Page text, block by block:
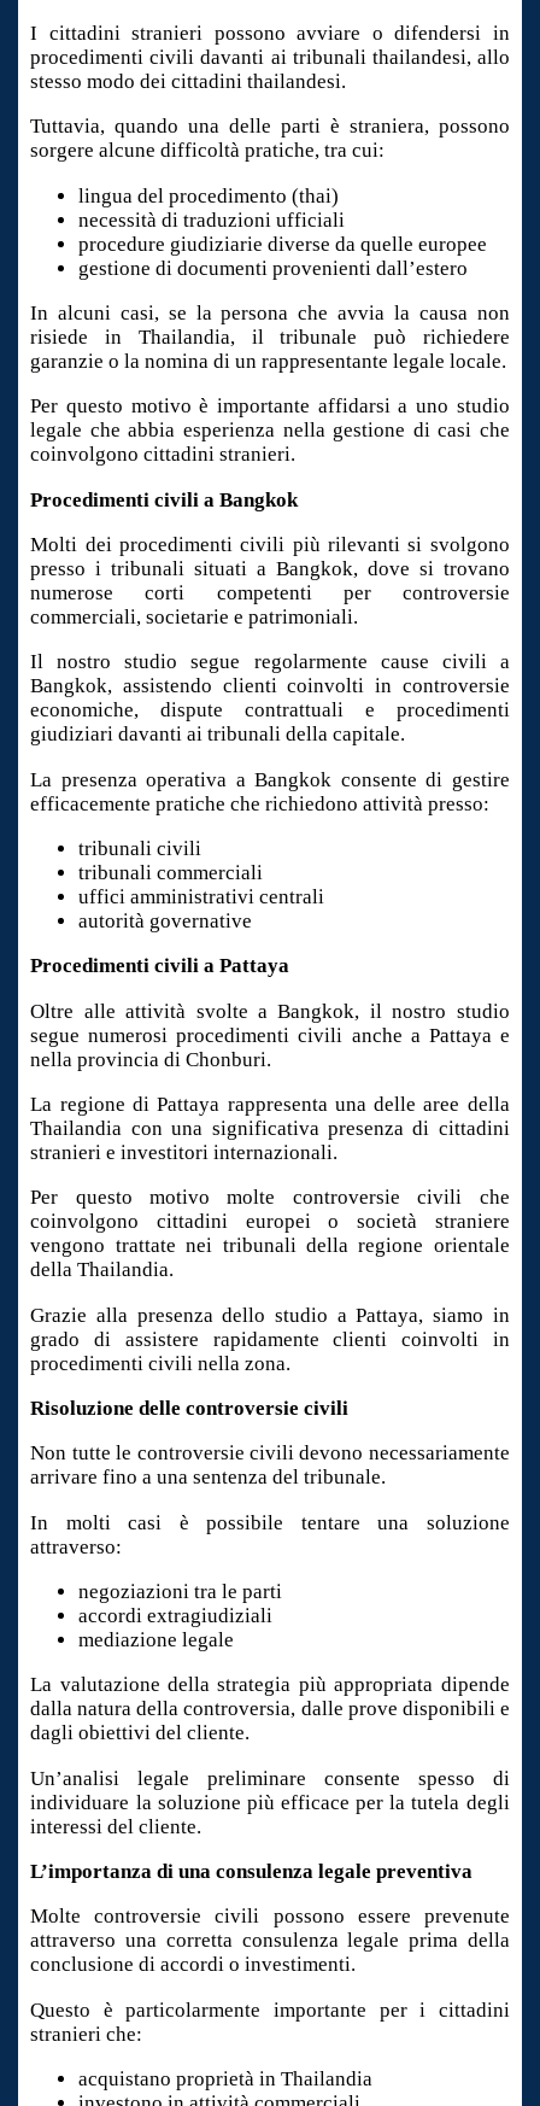
I cittadini stranieri possono avviare o difendersi in
procedimenti civili davanti ai tribunali thailandesi, allo
stesso modo dei cittadini thailandesi.
Tuttavia, quando una delle parti è straniera, possono
sorgere alcune difficoltà pratiche, tra cui:
lingua del procedimento (thai)
necessità di traduzioni ufficiali
procedure giudiziarie diverse da quelle europee
gestione di documenti provenienti dall’estero
In alcuni casi, se la persona che avvia la causa non
risiede in Thailandia, il tribunale può richiedere
garanzie o la nomina di un rappresentante legale locale.
Per questo motivo è importante affidarsi a uno studio
legale che abbia esperienza nella gestione di casi che
coinvolgono cittadini stranieri.
Procedimenti civili a Bangkok
Molti dei procedimenti civili più rilevanti si svolgono
presso i tribunali situati a Bangkok, dove si trovano
numerose corti competenti per controversie
commerciali, societarie e patrimoniali.
Il nostro studio segue regolarmente cause civili a
Bangkok, assistendo clienti coinvolti in controversie
economiche, dispute contrattuali e procedimenti
giudiziari davanti ai tribunali della capitale.
La presenza operativa a Bangkok consente di gestire
efficacemente pratiche che richiedono attività presso:
tribunali civili
tribunali commerciali
uffici amministrativi centrali
autorità governative
Procedimenti civili a Pattaya
Oltre alle attività svolte a Bangkok, il nostro studio
segue numerosi procedimenti civili anche a Pattaya e
nella provincia di Chonburi.
La regione di Pattaya rappresenta una delle aree della
Thailandia con una significativa presenza di cittadini
stranieri e investitori internazionali.
Per questo motivo molte controversie civili che
coinvolgono cittadini europei o società straniere
vengono trattate nei tribunali della regione orientale
della Thailandia.
Grazie alla presenza dello studio a Pattaya, siamo in
grado di assistere rapidamente clienti coinvolti in
procedimenti civili nella zona.
Risoluzione delle controversie civili
Non tutte le controversie civili devono necessariamente
arrivare fino a una sentenza del tribunale.
In molti casi è possibile tentare una soluzione
attraverso:
negoziazioni tra le parti
accordi extragiudiziali
mediazione legale
La valutazione della strategia più appropriata dipende
dalla natura della controversia, dalle prove disponibili e
dagli obiettivi del cliente.
Un’analisi legale preliminare consente spesso di
individuare la soluzione più efficace per la tutela degli
interessi del cliente.
L’importanza di una consulenza legale preventiva
Molte controversie civili possono essere prevenute
attraverso una corretta consulenza legale prima della
conclusione di accordi o investimenti.
Questo è particolarmente importante per i cittadini
stranieri che:
acquistano proprietà in Thailandia